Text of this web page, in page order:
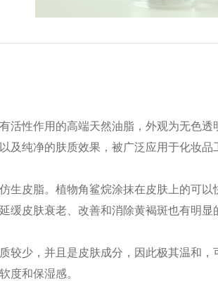
活性作用的高端天然油脂，外观为无色
及纯净的肤质效果，被广泛应用于化妆品
生皮脂。植物角鲨烷涂抹在皮肤上的可
缓皮肤衰老、改善和消除黄褐斑也有明显
较少，并且是皮肤成分，因此极其温和
度和保湿感。